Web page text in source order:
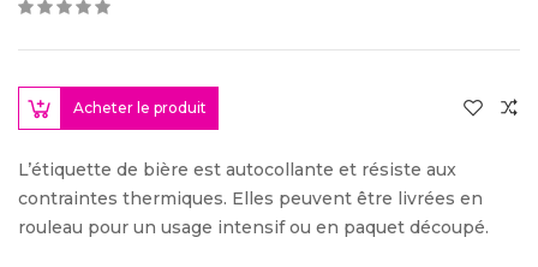
Acheter le produit
L’étiquette de bière est autocollante et résiste aux
contraintes thermiques. Elles peuvent être livrées en
rouleau pour un usage intensif ou en paquet découpé.